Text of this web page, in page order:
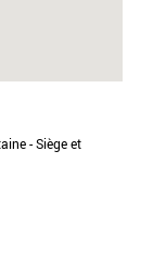
- Siège et